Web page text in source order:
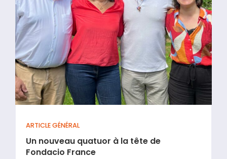
ARTICLE GÉNÉRAL
Un nouveau quatuor à la tête de
Fondacio France